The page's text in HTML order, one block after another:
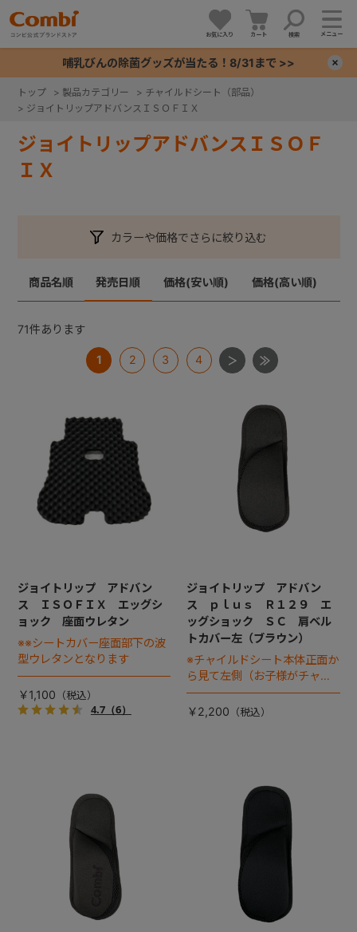
お気に入り カート 検索 メニュー
哺乳びんの除菌グッズが当たる！8/31まで >>
トップ > 製品カテゴリー > チャイルドシート（部品）
> ジョイトリップアドバンスＩＳＯＦＩＸ
ジョイトリップアドバンスＩＳＯＦ
ＩＸ
カラーや価格でさらに絞り込む
商品名順 発売日順 価格(安い順) 価格(高い順)
71件あります
1 2 3 4
ジョイトリップ アドバン
ス ＩＳＯＦＩＸ エッグシ
ョック 座面ウレタン
※※シートカバー座面部下の波
型ウレタンとなります
￥1,100
4.7（6）
ジョイトリップ アドバン
ス ｐｌｕｓ Ｒ１２９ エ
ッグショック ＳＣ 肩ベル
トカバー左（ブラウン）
※チャイルドシート本体正面か
ら見て左側（お子様がチャイ
ルドシートに座った状態で右
手側となります）
￥2,200